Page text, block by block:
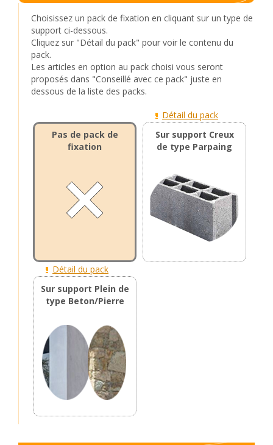
Choisissez un pack de fixation en cliquant sur un type de
support ci-dessous.
Cliquez sur "Détail du pack" pour voir le contenu du
pack.
Les articles en option au pack choisi vous seront
proposés dans "Conseillé avec ce pack" juste en
dessous de la liste des packs.
Pas de pack de
fixation
Détail du pack
Sur support Creux
de type Parpaing
Détail du pack
Sur support Plein de
type Beton/Pierre